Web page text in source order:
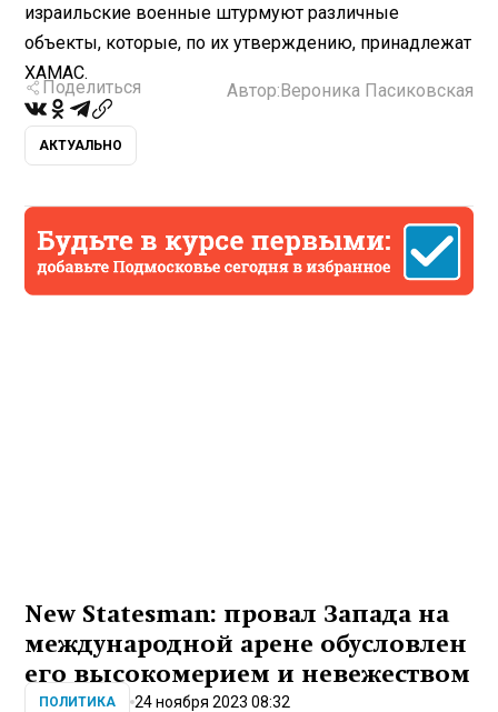
израильские военные штурмуют различные
объекты, которые, по их утверждению, принадлежат
ХАМАС.
Поделиться Автор: Вероника Пасиковская
АКТУАЛЬНО
New Statesman: провал Запада на
международной арене обусловлен
его высокомерием и невежеством
ПОЛИТИКА 24 ноября 2023 08:32